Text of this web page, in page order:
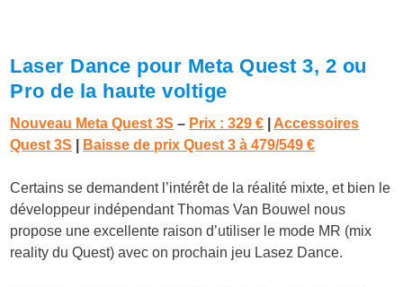
Laser Dance pour Meta Quest 3, 2 ou
Pro de la haute voltige
Nouveau Meta Quest 3S – Prix : 329 €
Accessoires
Quest 3S
Baisse de prix Quest 3 à 479/549 €
Certains se demandent l’intérêt de la réalité mixte, et bien le
développeur indépendant Thomas Van Bouwel nous
propose une excellente raison d’utiliser le mode MR (mix
reality du Quest) avec on prochain jeu Lasez Dance.